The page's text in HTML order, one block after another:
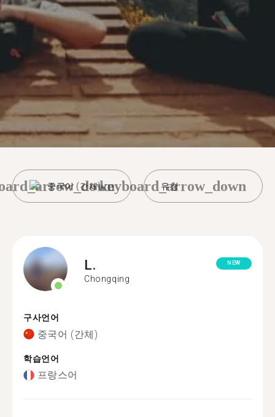
중국어 (간체) 유청
keyboard_arrow_down
L.
Chongqing
NEW
구사언어
중국어 (간체)
학습언어
프랑스어